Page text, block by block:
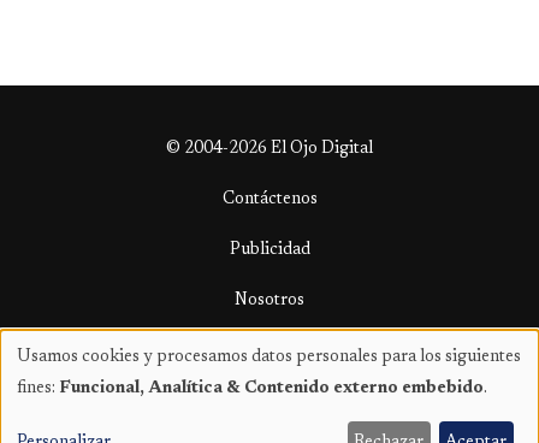
© 2004-2026 El Ojo Digital
Contáctenos
Publicidad
Nosotros
Términos y condiciones
Uso
Usamos cookies y procesamos datos personales para los siguientes
fines: Funcional, Analítica & Contenido externo embebido.